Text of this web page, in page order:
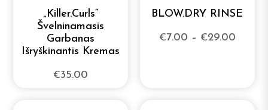
„Killer.Curls“
Švelninamasis
Garbanas
Išryškinantis Kremas
€35.00
BLOW.DRY RINSE
€7.00 – €29.00
Formavimo prietaisai
0